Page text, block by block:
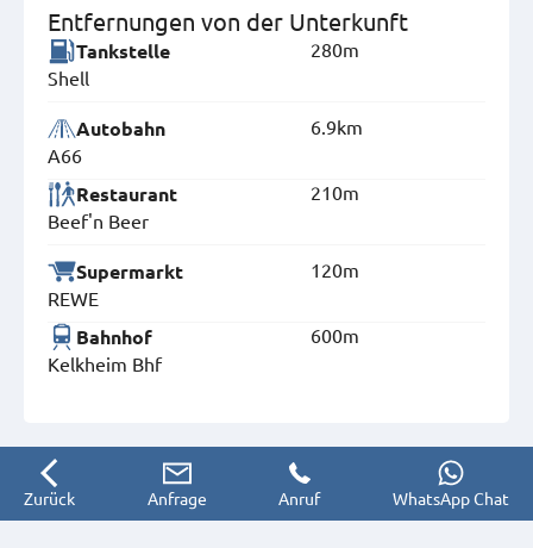
Entfernungen von der Unterkunft
Tankstelle
Shell
280m
Autobahn
A66
6.9km
Restaurant
Beef'n Beer
210m
Supermarkt
REWE
120m
Bahnhof
Kelkheim Bhf
600m
Zurück Anfrage Anruf WhatsApp Chat